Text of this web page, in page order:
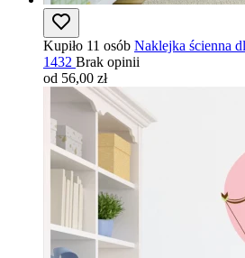
Kupiło 11 osób Naklejka ścienna
1432 Brak opinii
od 56,00 zł